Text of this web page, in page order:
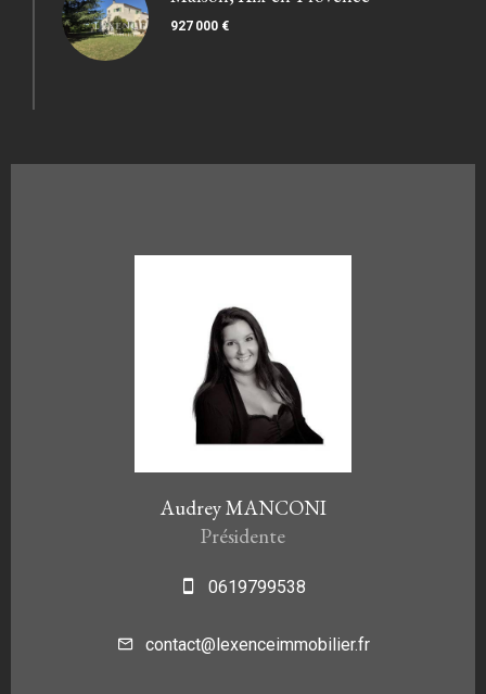
927 000 €
Audrey MANCONI
Présidente
0619799538
contact@lexenceimmobilier.fr